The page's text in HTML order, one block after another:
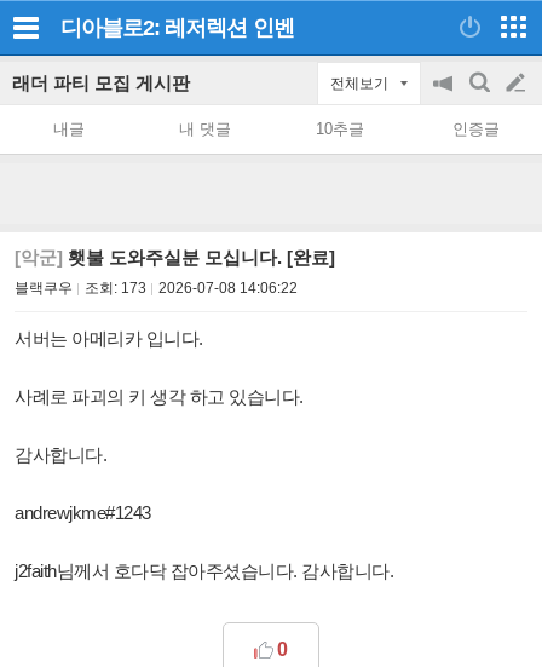
디아블로2: 레저렉션 인벤
래더 파티 모집 게시판 전체보기
공
on/off
검
색
글
쓰
내글 내 댓글 10추글 인증글
[악군] 횃불 도와주실분 모십니다. [완료]
블랙쿠우 조회: 173 2026-07-08 14:06:22
서버는 아메리카 입니다.
사례로 파괴의 키 생각 하고 있습니다.
감사합니다.
andrewjkme#1243
j2faith님께서 호다닥 잡아주셨습니다. 감사합니다.
0